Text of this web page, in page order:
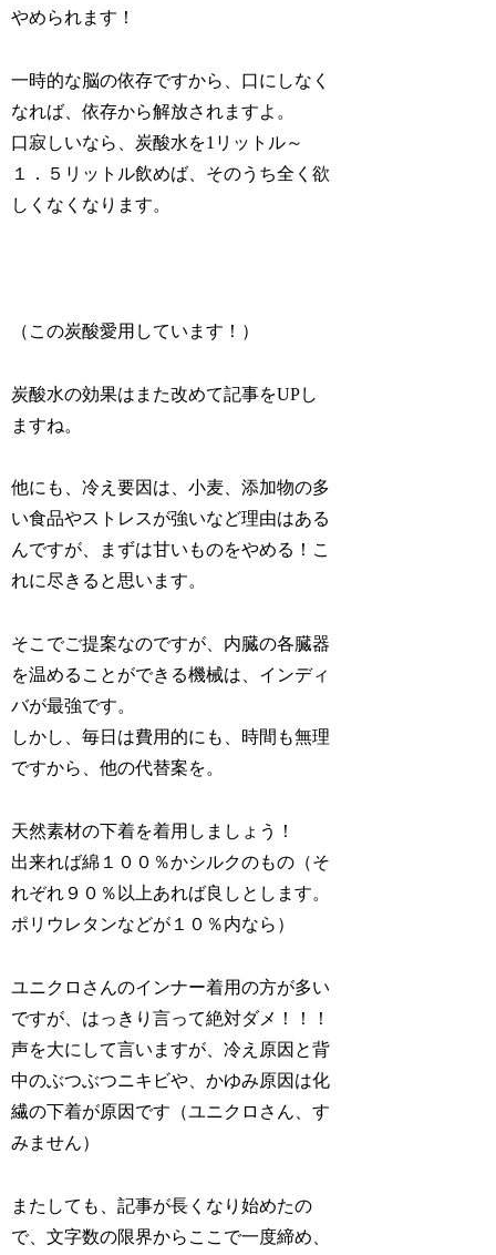
やめられます！
一時的な脳の依存ですから、口にしなく
なれば、依存から解放されますよ。
口寂しいなら、炭酸水を1リットル～
１．５リットル飲めば、そのうち全く欲
しくなくなります。
（この炭酸愛用しています！）
炭酸水の効果はまた改めて記事をUPし
ますね。
他にも、冷え要因は、小麦、添加物の多
い食品やストレスが強いなど理由はある
んですが、まずは甘いものをやめる！こ
れに尽きると思います。
そこでご提案なのですが、内臓の各臓器
を温めることができる機械は、インディ
バが最強です。
しかし、毎日は費用的にも、時間も無理
ですから、他の代替案を。
天然素材の下着を着用しましょう！
出来れば綿１００％かシルクのもの（そ
れぞれ９０％以上あれば良しとします。
ポリウレタンなどが１０％内なら）
ユニクロさんのインナー着用の方が多い
ですが、はっきり言って絶対ダメ！！！
声を大にして言いますが、冷え原因と背
中のぶつぶつニキビや、かゆみ原因は化
繊の下着が原因です（ユニクロさん、す
みません）
またしても、記事が長くなり始めたの
で、文字数の限界からここで一度締め、